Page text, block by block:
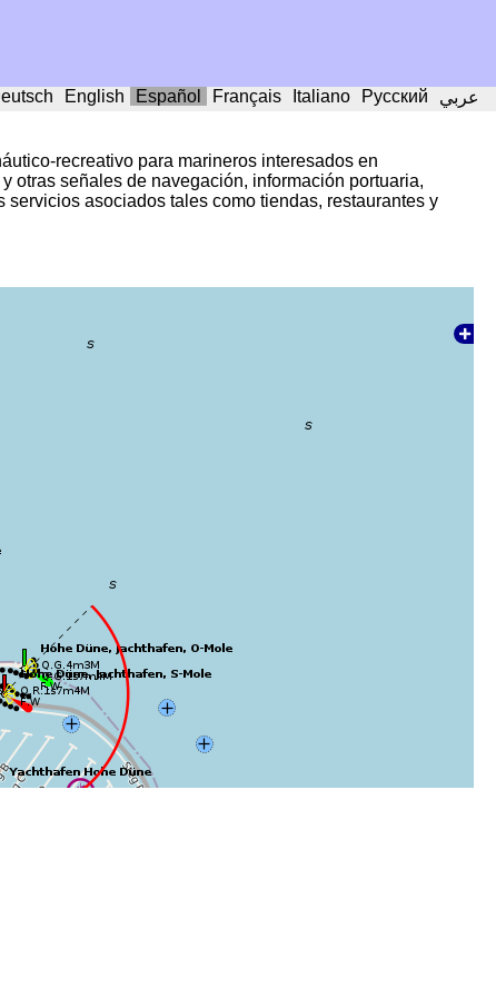
English Español Français Italiano Русский
عربي
recreativo para marineros interesados en
otras señales de navegación, información portuaria,
asociados tales como tiendas, restaurantes y